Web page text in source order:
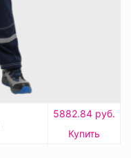
5882.84 руб.
Купить